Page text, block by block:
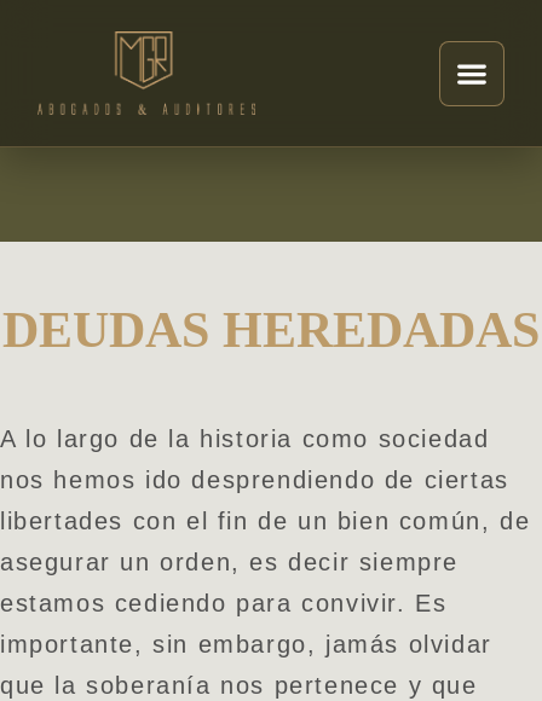
DEUDAS HEREDADAS
A lo largo de la historia como sociedad
nos hemos ido desprendiendo de ciertas
libertades con el fin de un bien común, de
asegurar un orden, es decir siempre
estamos cediendo para convivir. Es
importante, sin embargo, jamás olvidar
que la soberanía nos pertenece y que